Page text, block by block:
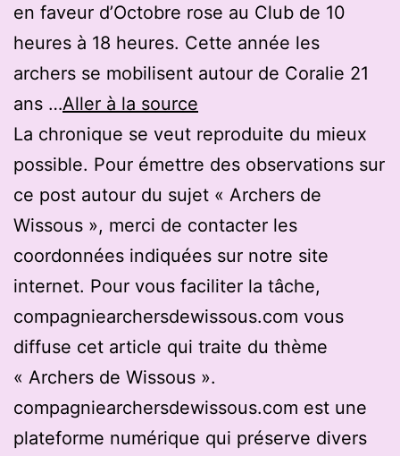
en faveur d’Octobre rose au Club de 10
heures à 18 heures. Cette année les
archers se mobilisent autour de Coralie 21
ans …Aller à la source
La chronique se veut reproduite du mieux
possible. Pour émettre des observations sur
ce post autour du sujet « Archers de
Wissous », merci de contacter les
coordonnées indiquées sur notre site
internet. Pour vous faciliter la tâche,
compagniearchersdewissous.com vous
diffuse cet article qui traite du thème
« Archers de Wissous ».
compagniearchersdewissous.com est une
plateforme numérique qui préserve divers